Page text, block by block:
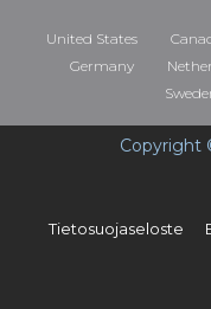
United States
Germany
Copyright
Tietosuojaseloste